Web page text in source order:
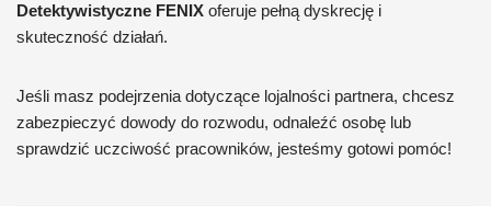
Detektywistyczne FENIX oferuje pełną dyskrecję i
skuteczność działań.
Jeśli masz podejrzenia dotyczące lojalności partnera, chcesz
zabezpieczyć dowody do rozwodu, odnaleźć osobę lub
sprawdzić uczciwość pracowników, jesteśmy gotowi pomóc!